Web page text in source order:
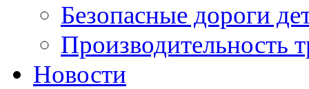
Безопасные дороги
Производительность
Новости